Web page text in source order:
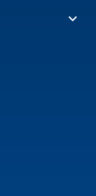
